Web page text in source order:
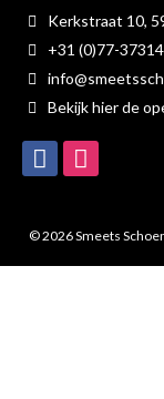
Kerkstraat 10,
+31 (0)77-
Bekijk hier de
© 2026 Smeets